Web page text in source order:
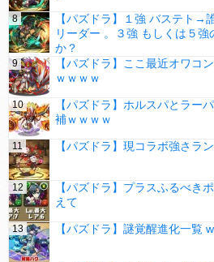
【パズドラ】１強 バステト→
リーダー 。３強 もしくは５強
か？
【パズドラ】ここ最近オワコ
ｗｗｗｗ
【パズドラ】ホルスパとラー
補ｗｗｗｗ
【パズドラ】現コラボ強さラ
【パズドラ】プラスふるべき
えて
【パズドラ】謎覚醒進化一覧